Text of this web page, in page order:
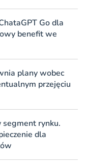
Go dla
benefit we
plany wobec
przejęciu
rynku.
dla